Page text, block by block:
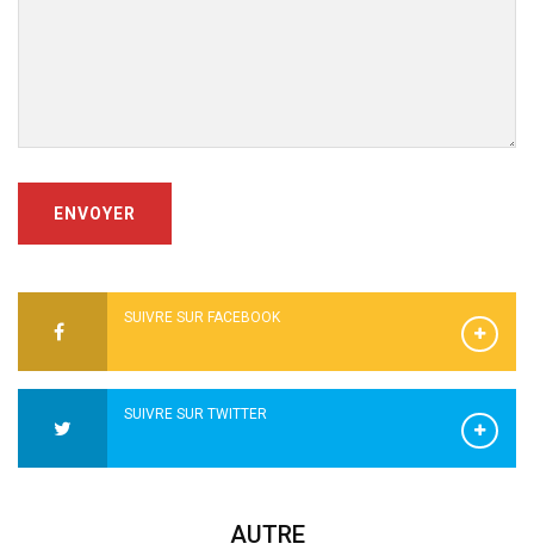
ENVOYER
SUIVRE SUR FACEBOOK
SUIVRE SUR TWITTER
AUTRE